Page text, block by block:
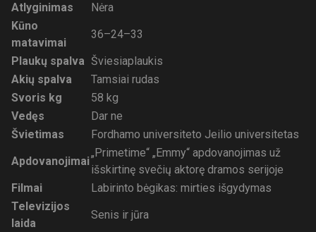
Atlyginimas
Nėra
Kūno
matavimai
36–24–33
Plaukų spalva Šviesiaplaukis
Akių spalva
Tamsiai rudas
Svoris kg
58 kg
Vedęs
Dar ne
Švietimas
Fordhamo universiteto Jeilio universitetas
Apdovanojimai
„Primetime“ „Emmy“ apdovanojimas už
išskirtinę svečių aktorę dramos serijoje
Filmai
Labirinto bėgikas: mirties išgydymas
Televizijos
laida
Senis ir jūra